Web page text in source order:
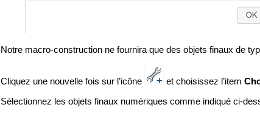
Notre macro-construction ne fournira que des objets finaux de
Cliquez une nouvelle fois sur l’icône et choisissez l’item
Sélectionnez les objets finaux numériques comme indiqué ci-